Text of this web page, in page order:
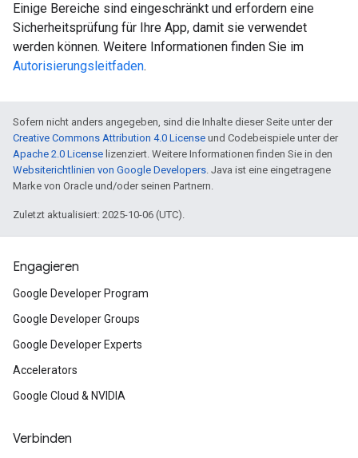
Einige Bereiche sind eingeschränkt und erfordern eine
Sicherheitsprüfung für Ihre App, damit sie verwendet
werden können. Weitere Informationen finden Sie im
Autorisierungsleitfaden.
Sofern nicht anders angegeben, sind die Inhalte dieser Seite unter der
Creative Commons Attribution 4.0 License und Codebeispiele unter der
Apache 2.0 License lizenziert. Weitere Informationen finden Sie in den
Websiterichtlinien von Google Developers. Java ist eine eingetragene
Marke von Oracle und/oder seinen Partnern.
Zuletzt aktualisiert: 2025-10-06 (UTC).
Engagieren
Google Developer Program
Google Developer Groups
Google Developer Experts
Accelerators
Google Cloud & NVIDIA
Verbinden